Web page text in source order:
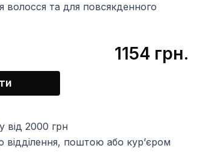
1154 грн.
волосся та для повсякденного
від 2000 грн
поштою або кур’єром